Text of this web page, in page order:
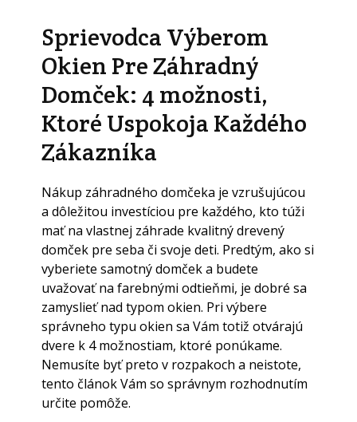
Sprievodca Výberom
Okien Pre Záhradný
Domček: 4 možnosti,
Ktoré Uspokoja Každého
Zákazníka
Nákup záhradného domčeka je vzrušujúcou
a dôležitou investíciou pre každého, kto túži
mať na vlastnej záhrade kvalitný drevený
domček pre seba či svoje deti. Predtým, ako si
vyberiete samotný domček a budete
uvažovať na farebnými odtieňmi, je dobré sa
zamyslieť nad typom okien. Pri výbere
správneho typu okien sa Vám totiž otvárajú
dvere k 4 možnostiam, ktoré ponúkame.
Nemusíte byť preto v rozpakoch a neistote,
tento článok Vám so správnym rozhodnutím
určite pomôže.